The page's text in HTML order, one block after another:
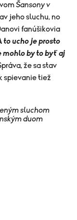
Šansony v
jeho sluchu, no
fanúšikovia
to ucho je prosto
mohlo by to byť aj
že sa stav
spievanie tiež
sluchom
duom